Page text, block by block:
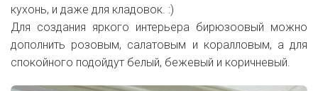
кухонь, и даже для кладовок. :)
Для создания яркого интерьера бирюзоовый можно
дополнить розовым, салатовым и коралловым, а для
спокойного подойдут белый, бежевый и коричневый.